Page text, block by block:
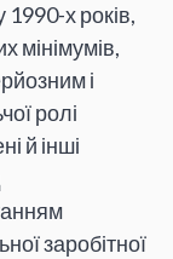
1990-х років,
мінімумів,
і
ролі
й інші
заробітної